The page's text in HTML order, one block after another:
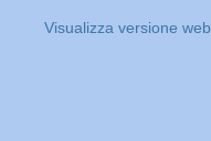
Visualizza versione web